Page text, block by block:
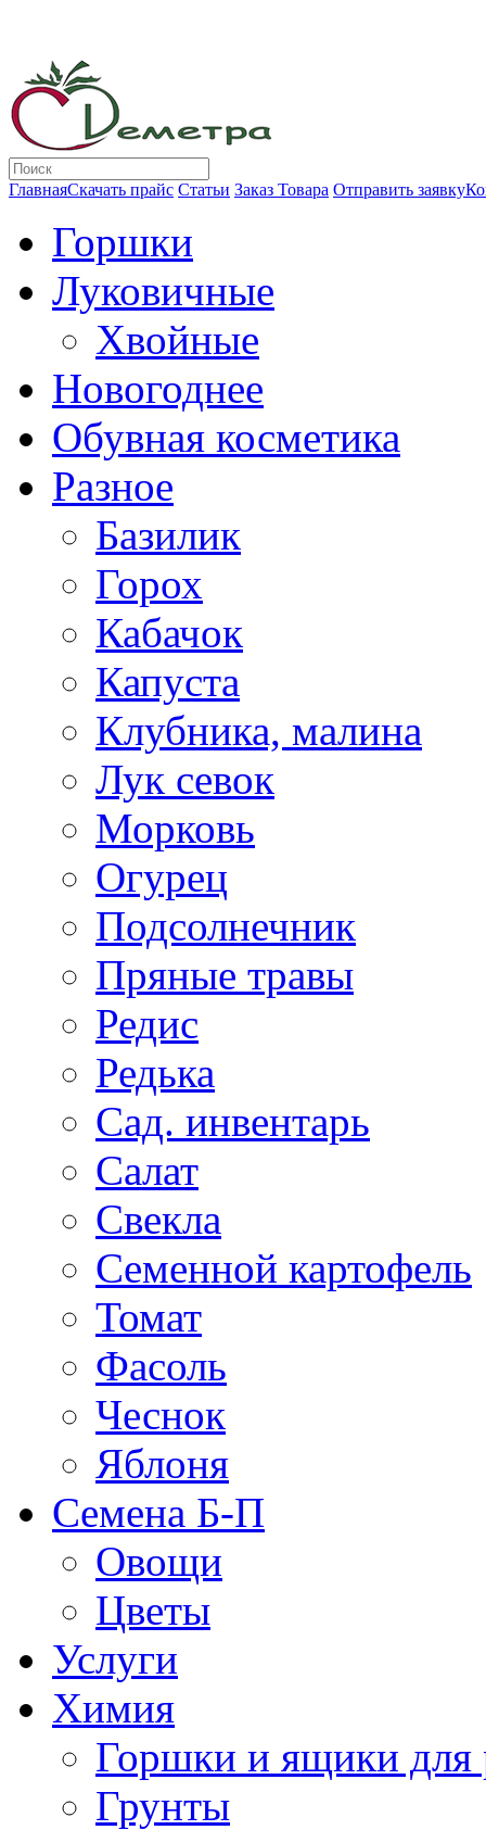
ГлавнаяСкачать прайс Статьи Заказ Товара Отправить заявку
Горшки
Луковичные
Хвойные
Новогоднее
Обувная косметика
Разное
Базилик
Горох
Кабачок
Капуста
Клубника, малина
Лук севок
Морковь
Огурец
Подсолнечник
Пряные травы
Редис
Редька
Сад. инвентарь
Салат
Свекла
Семенной картофель
Томат
Фасоль
Чеснок
Яблоня
Семена Б-П
Овощи
Цветы
Услуги
Химия
Горшки и ящики для
Грунты